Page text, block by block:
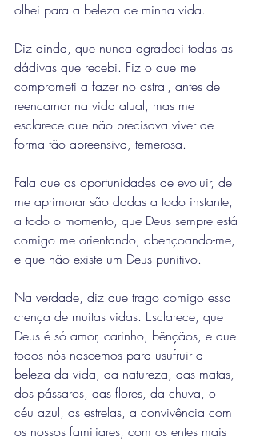
olhei para a beleza de minha vida.
Diz ainda, que nunca agradeci todas as
dádivas que recebi. Fiz o que me
comprometi a fazer no astral, antes de
reencarnar na vida atual, mas me
esclarece que não precisava viver de
forma tão apreensiva, temerosa.
Fala que as oportunidades de evoluir, de
me aprimorar são dadas a todo instante,
a todo o momento, que Deus sempre está
comigo me orientando, abençoando-me,
e que não existe um Deus punitivo.
Na verdade, diz que trago comigo essa
crença de muitas vidas. Esclarece, que
Deus é só amor, carinho, bênçãos, e que
todos nós nascemos para usufruir a
beleza da vida, da natureza, das matas,
dos pássaros, das flores, da chuva, o
céu azul, as estrelas, a convivência com
os nossos familiares, com os entes mais